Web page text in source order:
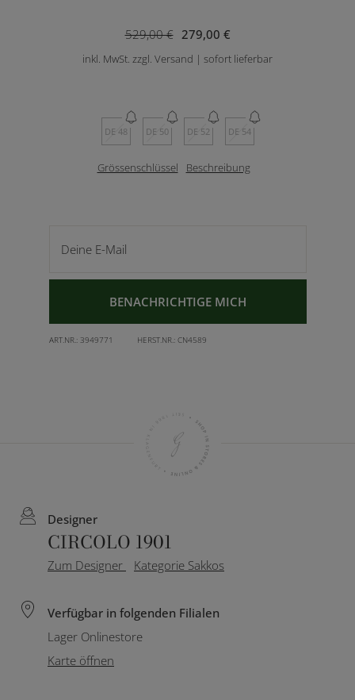
279,00 €
529,00 €
inkl. MwSt. zzgl. Versand | sofort lieferbar
DE 48 DE 50 DE 52 DE 54
Grössenschlüssel Beschreibung
BENACHRICHTIGE MICH
ART.NR.: 3949771 HERST.NR.: CN4589
Designer
CIRCOLO 1901
Zum Designer Kategorie Sakkos
Verfügbar in folgenden Filialen
Lager Onlinestore
Karte öffnen